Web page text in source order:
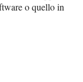
o quello in